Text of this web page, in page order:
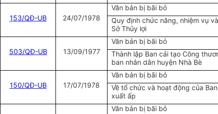
153/QĐ-UB 24/07/1978
Văn bản bị bãi bỏ
Quy định chức năng, nhiệm vụ
Sở Thủy lợi
503/QĐ-UB 13/09/1977
Văn bản bị bãi bỏ
Thành lập Ban cải tạo Công
ban nhân dân huyện Nhà Bè
150/QĐ-UB 17/07/1978
Văn bản bị bãi bỏ
Về tổ chức và hoạt động của
xuất ấp
Văn bản bị bãi bỏ